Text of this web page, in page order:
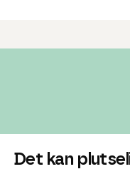
Det kan